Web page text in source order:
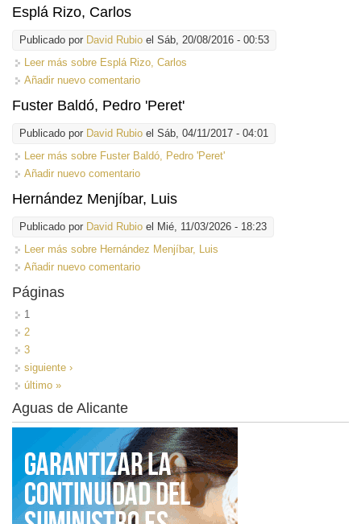
Esplá Rizo, Carlos
Publicado por David Rubio el Sáb, 20/08/2016 - 00:53
Leer más sobre Esplá Rizo, Carlos
Añadir nuevo comentario
Fuster Baldó, Pedro 'Peret'
Publicado por David Rubio el Sáb, 04/11/2017 - 04:01
Leer más sobre Fuster Baldó, Pedro 'Peret'
Añadir nuevo comentario
Hernández Menjíbar, Luis
Publicado por David Rubio el Mié, 11/03/2026 - 18:23
Leer más sobre Hernández Menjíbar, Luis
Añadir nuevo comentario
Páginas
1
2
3
siguiente ›
último »
Aguas de Alicante